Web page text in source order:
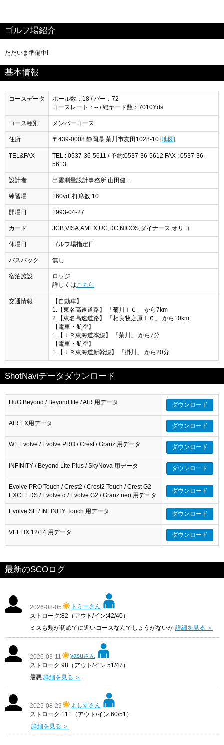
ゴルフ場紹介
ただいま準備中!
基本情報
コースデータ
ホール数：18 / パー：72
コースレート：-- / 総ヤード数：7010Yds
コース種別 メンバーコース
住所 〒439-0008 静岡県 菊川市友田1028-10 [地図]
TEL&FAX
TEL : 0537-36-5611 / 予約:0537-36-5612 FAX : 0537-36-
5613
設計者 出雲測量設計事務所 山田健一
練習場 160yd. 打席数:10
開場日 1993-04-27
カード JCB,VISA,AMEX,UC,DC,NICOS,ダイナース,オリコ
休場日 ゴルフ場指定日
バスパック 無し
宿泊施設
ロッジ
詳しくは こちら
交通情報
【自動車】
1.【東名高速道路】 「菊川ＩＣ」 から7km
2.【東名高速道路】 「相良牧之原ＩＣ」 から10km
【電車・航空】
1.【ＪＲ東海道本線】 「菊川」 から7分
【電車・航空】
1.【ＪＲ東海道新幹線】 「掛川」 から20分
ShotNaviデータダウンロード
HuG Beyond / Beyond lite / AIR 用データ ダウンロード
AIR EX用データ ダウンロード
W1 Evolve / Evolve PRO / Crest / Granz 用データ ダウンロード
INFINITY / Beyond Lite Plus / SkyNova 用データ ダウンロード
Evolve PRO Touch / Crest2 / Crest2 Touch / Crest G2
EXCEEDS / Evolve α / Evolve G2 / Granz neo 用データ
ダウンロード
Evolve SE / INFINITY Touch 用データ ダウンロード
VELLIX 12/14 用データ ダウンロード
最新のSCOログ
2026-08-05
トミーさん
ストローク:82（アウト/イン:42/40）
ミスも甥が初めてに近いコースなんでしょうがないか 詳細を見る ＞
2026-03-11
yasuさん
ストローク:98（アウト/イン:51/47）
最悪 詳細を見る ＞
2025-08-29
よしずさん
ストローク:111（アウト/イン:60/51）
詳細を見る ＞